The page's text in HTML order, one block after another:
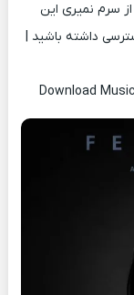
سرم نمیری این
داشته باشید |
Download Music